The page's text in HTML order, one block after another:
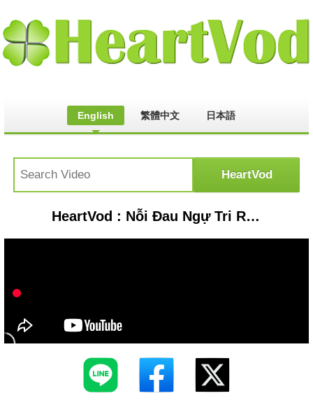
English 繁體中文 日本語
HeartVod : Nỗi Đau Ngự Tri Remix || Hải Hoàng Official